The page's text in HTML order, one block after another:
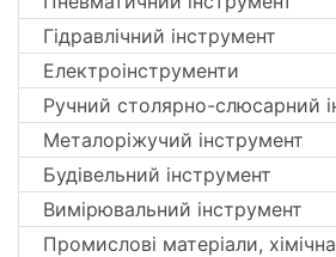
Гідравлічний інструмент
Електроінструменти
Ручний столярно-слюсарний
Металоріжучий інструмент
Будівельний інструмент
Вимірювальний інструмент
Промислові матеріали,